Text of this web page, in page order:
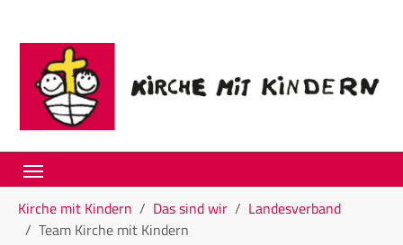
Skip to main navigation
Skip to main content
Skip to page footer
Kirche mit Kindern Das sind wir
Landesverband
Team Kirche mit Kindern